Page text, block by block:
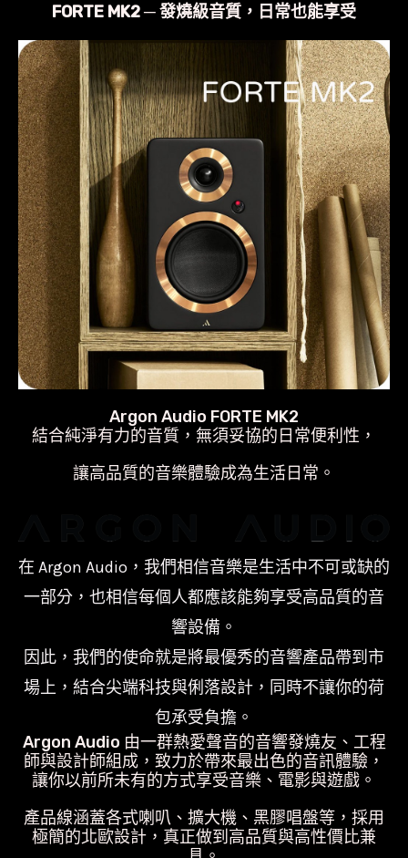
牙
喇
叭
支
援
黑
膠
唱
機
HDMI
ARC
光
纖
軸
FORTE MK2 ─ 發燒級音質，日常也能享受
Argon Audio FORTE MK2
結合純淨有力的音質，無須妥協的日常便利性，
讓高品質的音樂體驗成為生活日常。
在 Argon Audio，我們相信音樂是生活中不可或缺的
一部分，也相信每個人都應該能夠享受高品質的音
響設備。
因此，我們的使命就是將最優秀的音響產品帶到市
場上，結合尖端科技與俐落設計，同時不讓你的荷
包承受負擔。
Argon Audio 由一群熱愛聲音的音響發燒友、工程
師與設計師組成，致力於帶來最出色的音訊體驗，
讓你以前所未有的方式享受音樂、電影與遊戲。
產品線涵蓋各式喇叭、擴大機、黑膠唱盤等，採用
極簡的北歐設計，真正做到高品質與高性價比兼